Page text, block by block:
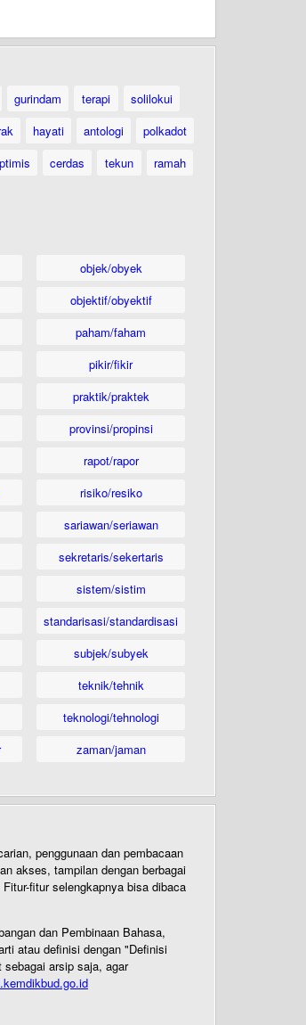
gurindam terapi
solilokui
hayati antologi
polkadot
cerdas tekun
ramah
objek/obyek
objektif/obyektif
paham/faham
pikir/fikir
praktik/praktek
provinsi/propinsi
rapot/rapor
risiko/resiko
sariawan/seriawan
sekretaris/sekertaris
sistem/sistim
standarisasi/standardisasi
subjek/subyek
teknik/tehnik
teknologi/tehnologi
zaman/jaman
penggunaan dan pembacaan
akses, tampilan dengan berbagai
fitur selengkapnya bisa dibaca
dan Pembinaan Bahasa,
atau definisi dengan "Definisi
arsip saja, agar